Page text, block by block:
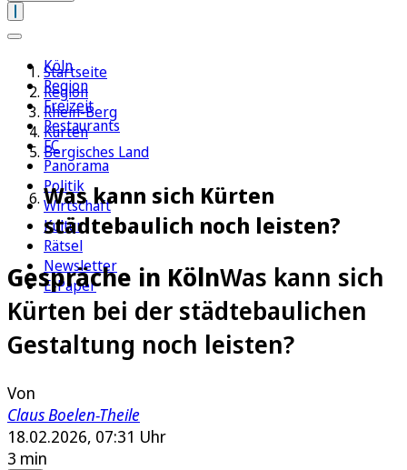
Köln
Region
Freizeit
Restaurants
FC
Panorama
Politik
Wirtschaft
Kultur
Rätsel
Newsletter
E-Paper
Startseite
Region
Rhein-Berg
Kürten
Bergisches Land
Was kann sich Kürten
städtebaulich noch leisten?
Gespräche in KölnWas kann sich
Kürten bei der städtebaulichen
Gestaltung noch leisten?
Von
Claus Boelen-Theile
18.02.2026, 07:31 Uhr
3 min